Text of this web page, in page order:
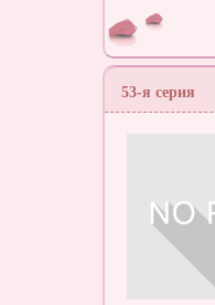
53-я серия